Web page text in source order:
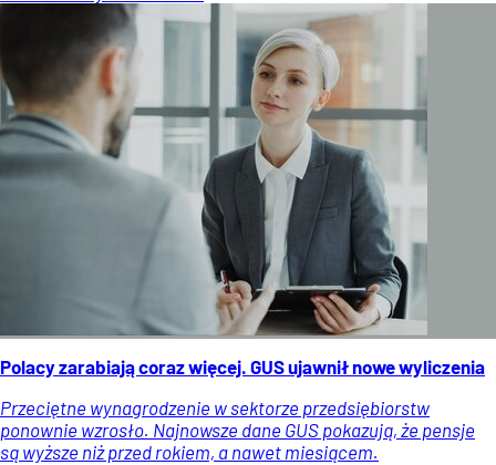
Polacy zarabiają coraz więcej. GUS ujawnił nowe wyliczenia
Przeciętne wynagrodzenie w sektorze przedsiębiorstw
ponownie wzrosło. Najnowsze dane GUS pokazują, że pensje
są wyższe niż przed rokiem, a nawet miesiącem.